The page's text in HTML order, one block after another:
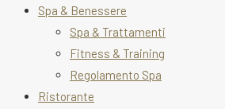
Spa & Benessere
Spa & Trattamenti
Fitness & Training
Regolamento Spa
Ristorante